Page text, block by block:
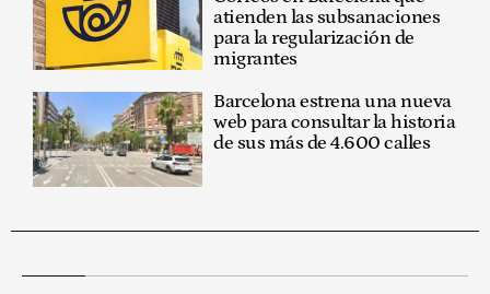
atienden las subsanaciones
para la regularización de
migrantes
Barcelona estrena una nueva
web para consultar la historia
de sus más de 4.600 calles